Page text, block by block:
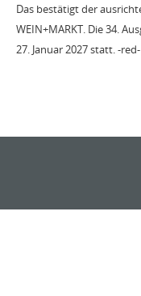
Das bestätigt der
WEIN+MARKT. Die 34.
27. Januar 2027 statt. -red-